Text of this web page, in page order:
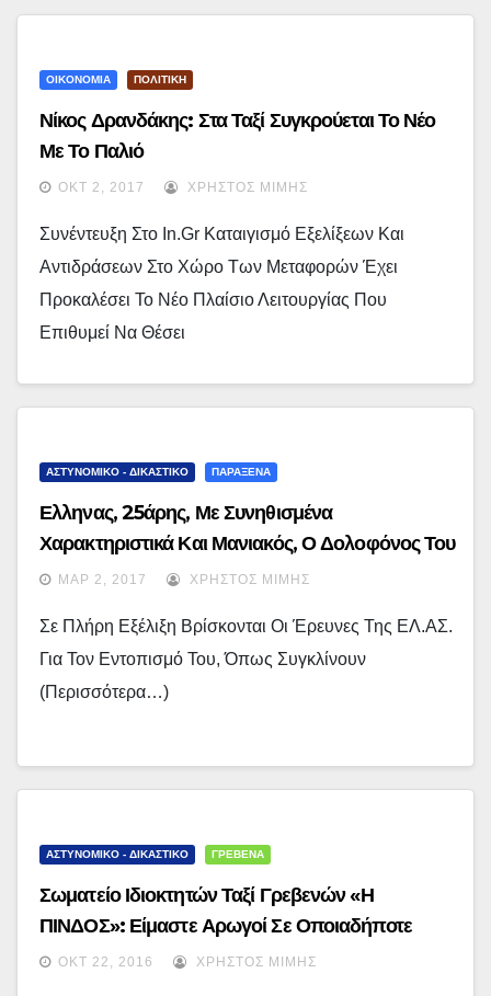
ΟΙΚΟΝΟΜΙΑ ΠΟΛΙΤΙΚΗ
Νίκος Δρανδάκης: Στα Ταξί Συγκρούεται Το Νέο
Με Το Παλιό
ΟΚΤ 2, 2017 ΧΡΉΣΤΟΣ ΜΊΜΗΣ
Συνέντευξη Στο In.gr Καταιγισμό Εξελίξεων Και
Αντιδράσεων Στο Χώρο Των Μεταφορών Έχει
Προκαλέσει Το Νέο Πλαίσιο Λειτουργίας Που
Επιθυμεί Να Θέσει
ΑΣΤΥΝΟΜΙΚΟ - ΔΙΚΑΣΤΙΚΟ ΠΑΡΑΞΕΝΑ
Ελληνας, 25άρης, Με Συνηθισμένα
Χαρακτηριστικά Και Μανιακός, Ο Δολοφόνος Του
Οδηγού Ταξί
ΜΑΡ 2, 2017 ΧΡΉΣΤΟΣ ΜΊΜΗΣ
Σε Πλήρη Εξέλιξη Βρίσκονται Οι Έρευνες Της ΕΛ.ΑΣ.
Για Τον Εντοπισμό Του, Όπως Συγκλίνουν
(περισσότερα…)
ΑΣΤΥΝΟΜΙΚΟ - ΔΙΚΑΣΤΙΚΟ ΓΡΕΒΕΝΑ
Σωματείο Ιδιοκτητών Ταξί Γρεβενών «Η
ΠΙΝΔΟΣ»: Είμαστε Αρωγοί Σε Οποιαδήποτε
Προσπάθεια Που Έχει Ως Στόχο Τη Βελτίωση
ΟΚΤ 22, 2016 ΧΡΉΣΤΟΣ ΜΊΜΗΣ